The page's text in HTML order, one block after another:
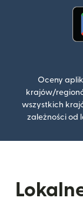
Oceny
krajów/
wszystkich
zależności od